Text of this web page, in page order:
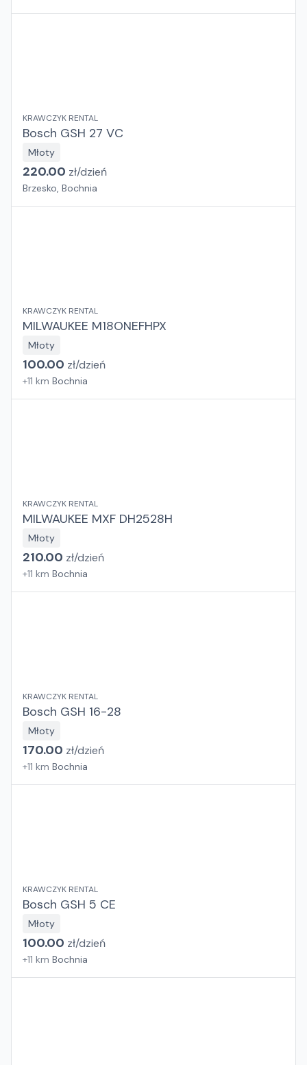
KRAWCZYK RENTAL
Bosch GSH 27 VC
Młoty
220.00 zł/dzień
Brzesko, Bochnia
KRAWCZYK RENTAL
MILWAUKEE M18ONEFHPX
Młoty
100.00 zł/dzień
+11 km Bochnia
KRAWCZYK RENTAL
MILWAUKEE MXF DH2528H
Młoty
210.00 zł/dzień
+11 km Bochnia
KRAWCZYK RENTAL
Bosch GSH 16-28
Młoty
170.00 zł/dzień
+11 km Bochnia
KRAWCZYK RENTAL
Bosch GSH 5 CE
Młoty
100.00 zł/dzień
+11 km Bochnia